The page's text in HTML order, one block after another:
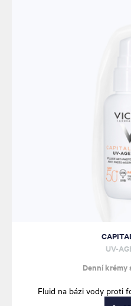
UV-
Denní krémy
Fluid na bázi vody proti